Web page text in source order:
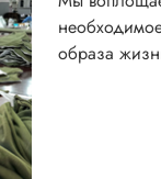
образа